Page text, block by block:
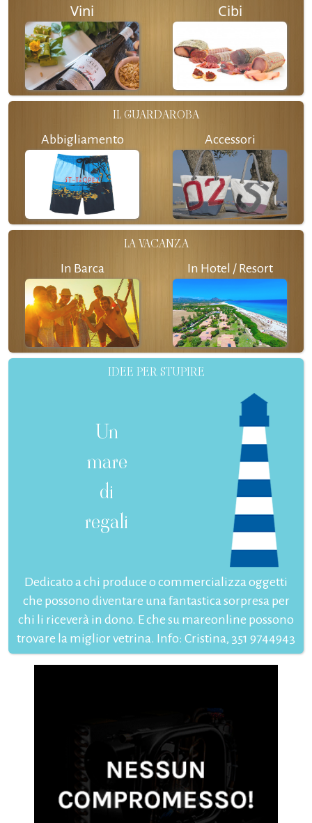
Vini Cibi
IL GUARDAROBA
Abbigliamento Accessori
LA VACANZA
In Barca In Hotel / Resort
IDEE PER STUPIRE
Un
mare
di
regali
Dedicato a chi produce o commercializza oggetti
che possono diventare una fantastica sorpresa per
chi li riceverà in dono. E che su mareonline possono
trovare la miglior vetrina. Info: Cristina, 351 9744943